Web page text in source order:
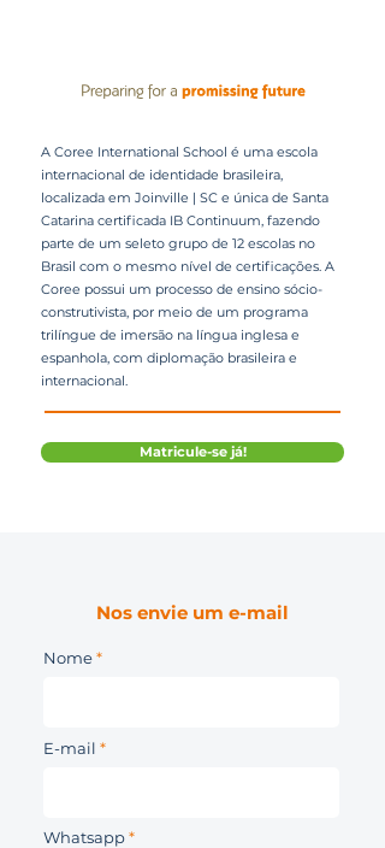
A Coree International School é uma escola
internacional de identidade brasileira,
localizada em Joinville | SC e única de Santa
Catarina certificada IB Continuum, fazendo
parte de um seleto grupo de 12 escolas no
Brasil com o mesmo nível de certificações. A
Coree possui um processo de ensino sócio-
construtivista, por meio de um programa
trilíngue de imersão na língua inglesa e
espanhola, com diplomação brasileira e
internacional.
Matricule-se já!
Nos envie um e-mail
Nome
E-mail
Whatsapp